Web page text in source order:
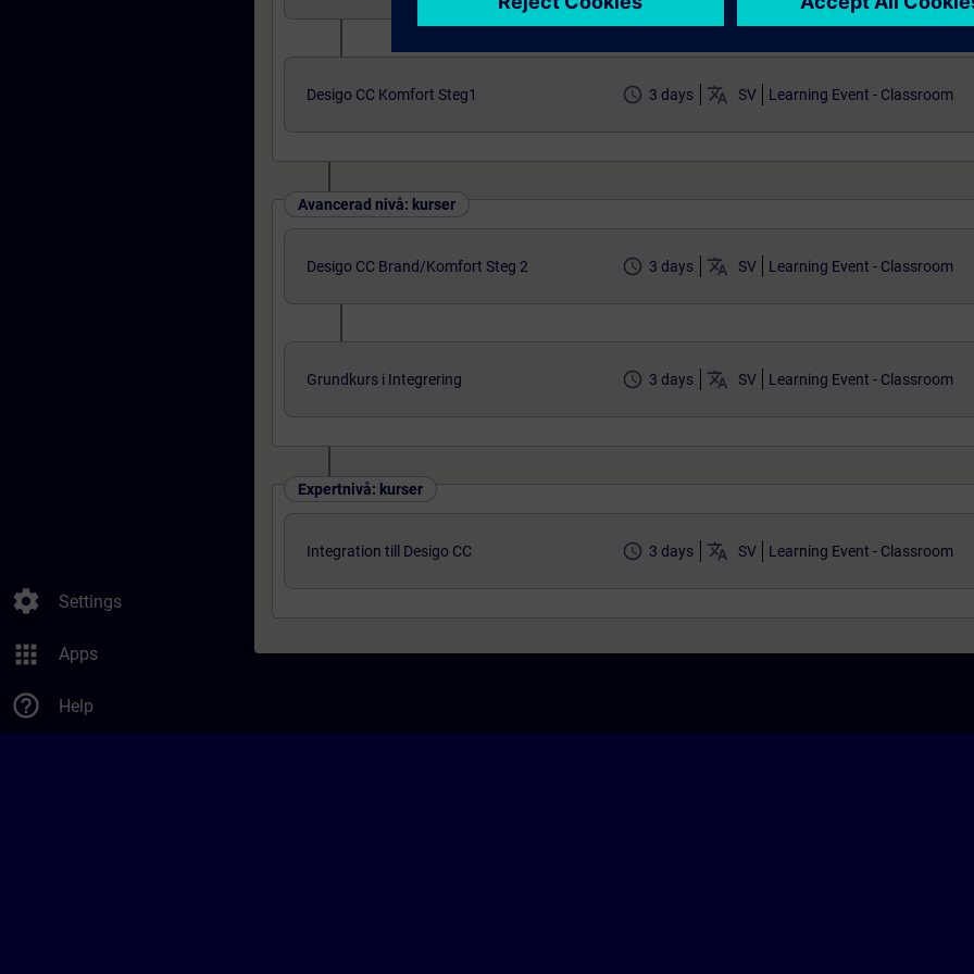
settings Settings
apps Apps
help_outline Help
Desigo CC Komfort Steg1 access_time 3 days translate SV Learning Event - Classroom
Avancerad nivå: kurser
Desigo CC Brand/Komfort Steg 2 access_time 3 days translate SV Learning Event - Classroom
Grundkurs i Integrering access_time 3 days translate SV Learning Event - Classroom
Expertnivå: kurser
Integration till Desigo CC access_time 3 days translate SV Learning Event - Classroom